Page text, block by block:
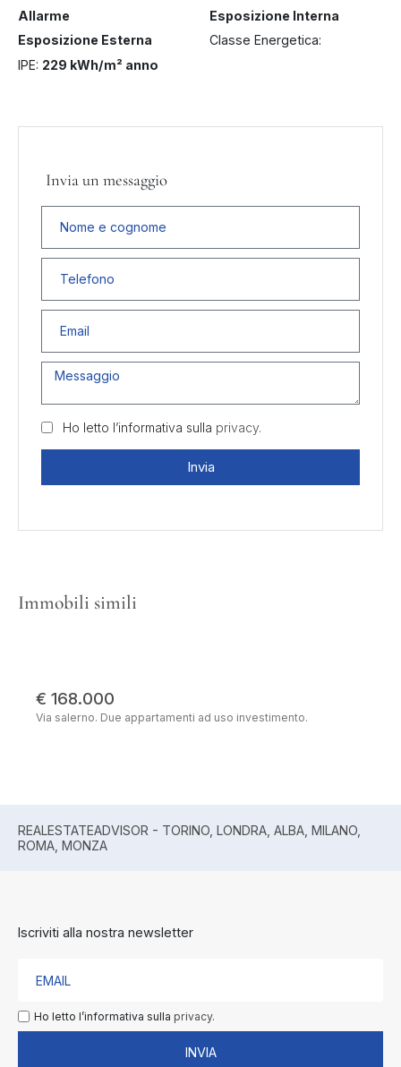
Allarme
Esposizione Interna
Esposizione Esterna
Classe Energetica:
IPE: 229 kWh/m² anno
Invia un messaggio
Ho letto l’informativa sulla privacy.
Invia
Immobili simili
€ 168.000
Via salerno. Due appartamenti ad uso investimento.
REALESTATEADVISOR - TORINO, LONDRA, ALBA, MILANO,
ROMA, MONZA
Iscriviti alla nostra newsletter
Ho letto l’informativa sulla privacy.
INVIA